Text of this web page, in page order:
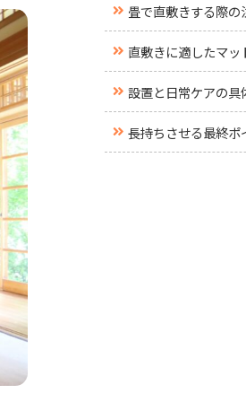
畳で直敷きする際の
直敷きに適したマ
設置と日常ケアの具
長持ちさせる最終ポ